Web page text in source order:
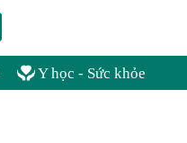
Y học - Sức khỏe